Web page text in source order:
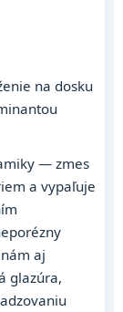
na dosku
— zmes
a vypaľuje
aj
glazúra,